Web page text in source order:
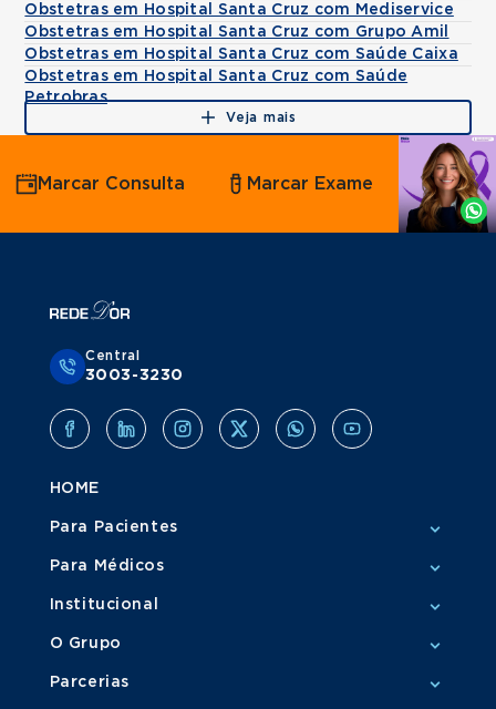
Obstetras em Hospital Santa Cruz com Mediservice
Obstetras em Hospital Santa Cruz com Grupo Amil
Obstetras em Hospital Santa Cruz com Saúde Caixa
Obstetras em Hospital Santa Cruz com Saúde
Petrobras
Veja mais
Agende
por
Whatsapp
Marcar Consulta Marcar Exame
Central
3003-3230
HOME
Para Pacientes
Para Médicos
Institucional
O Grupo
Parcerias